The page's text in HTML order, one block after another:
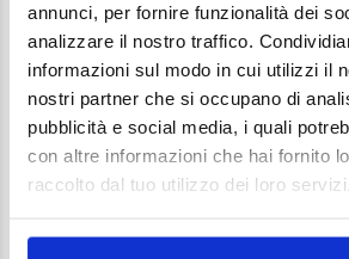
annunci, per fornire funzionalità dei
analizzare il nostro traffico.
informazioni sul modo in cui utilizzi il
nostri partner che si occupano di
pubblicità e social media, i quali
con altre informazioni che hai fornito
raccolto dal tuo utilizzo dei loro servizi.
Comment